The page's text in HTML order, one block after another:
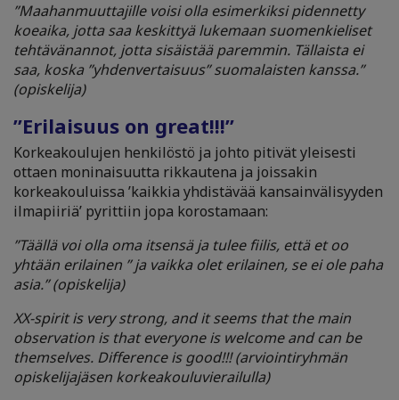
”Maahanmuuttajille voisi olla esimerkiksi pidennetty
koeaika, jotta saa keskittyä lukemaan suomenkieliset
tehtävänannot, jotta sisäistää paremmin. Tällaista ei
saa, koska ”yhdenvertaisuus” suomalaisten kanssa.”
(opiskelija)
”Erilaisuus on great!!!”
Korkeakoulujen henkilöstö ja johto pitivät yleisesti
ottaen moninaisuutta rikkautena ja joissakin
korkeakouluissa ’kaikkia yhdistävää kansainvälisyyden
ilmapiiriä’ pyrittiin jopa korostamaan:
”Täällä voi olla oma itsensä ja tulee fiilis, että et oo
yhtään erilainen ” ja vaikka olet erilainen, se ei ole paha
asia.”(opiskelija)
XX-spirit is very strong, and it seems that the main
observation is that everyone is welcome and can be
themselves. Difference is good!!! (arviointiryhmän
opiskelijajäsen korkeakouluvierailulla)